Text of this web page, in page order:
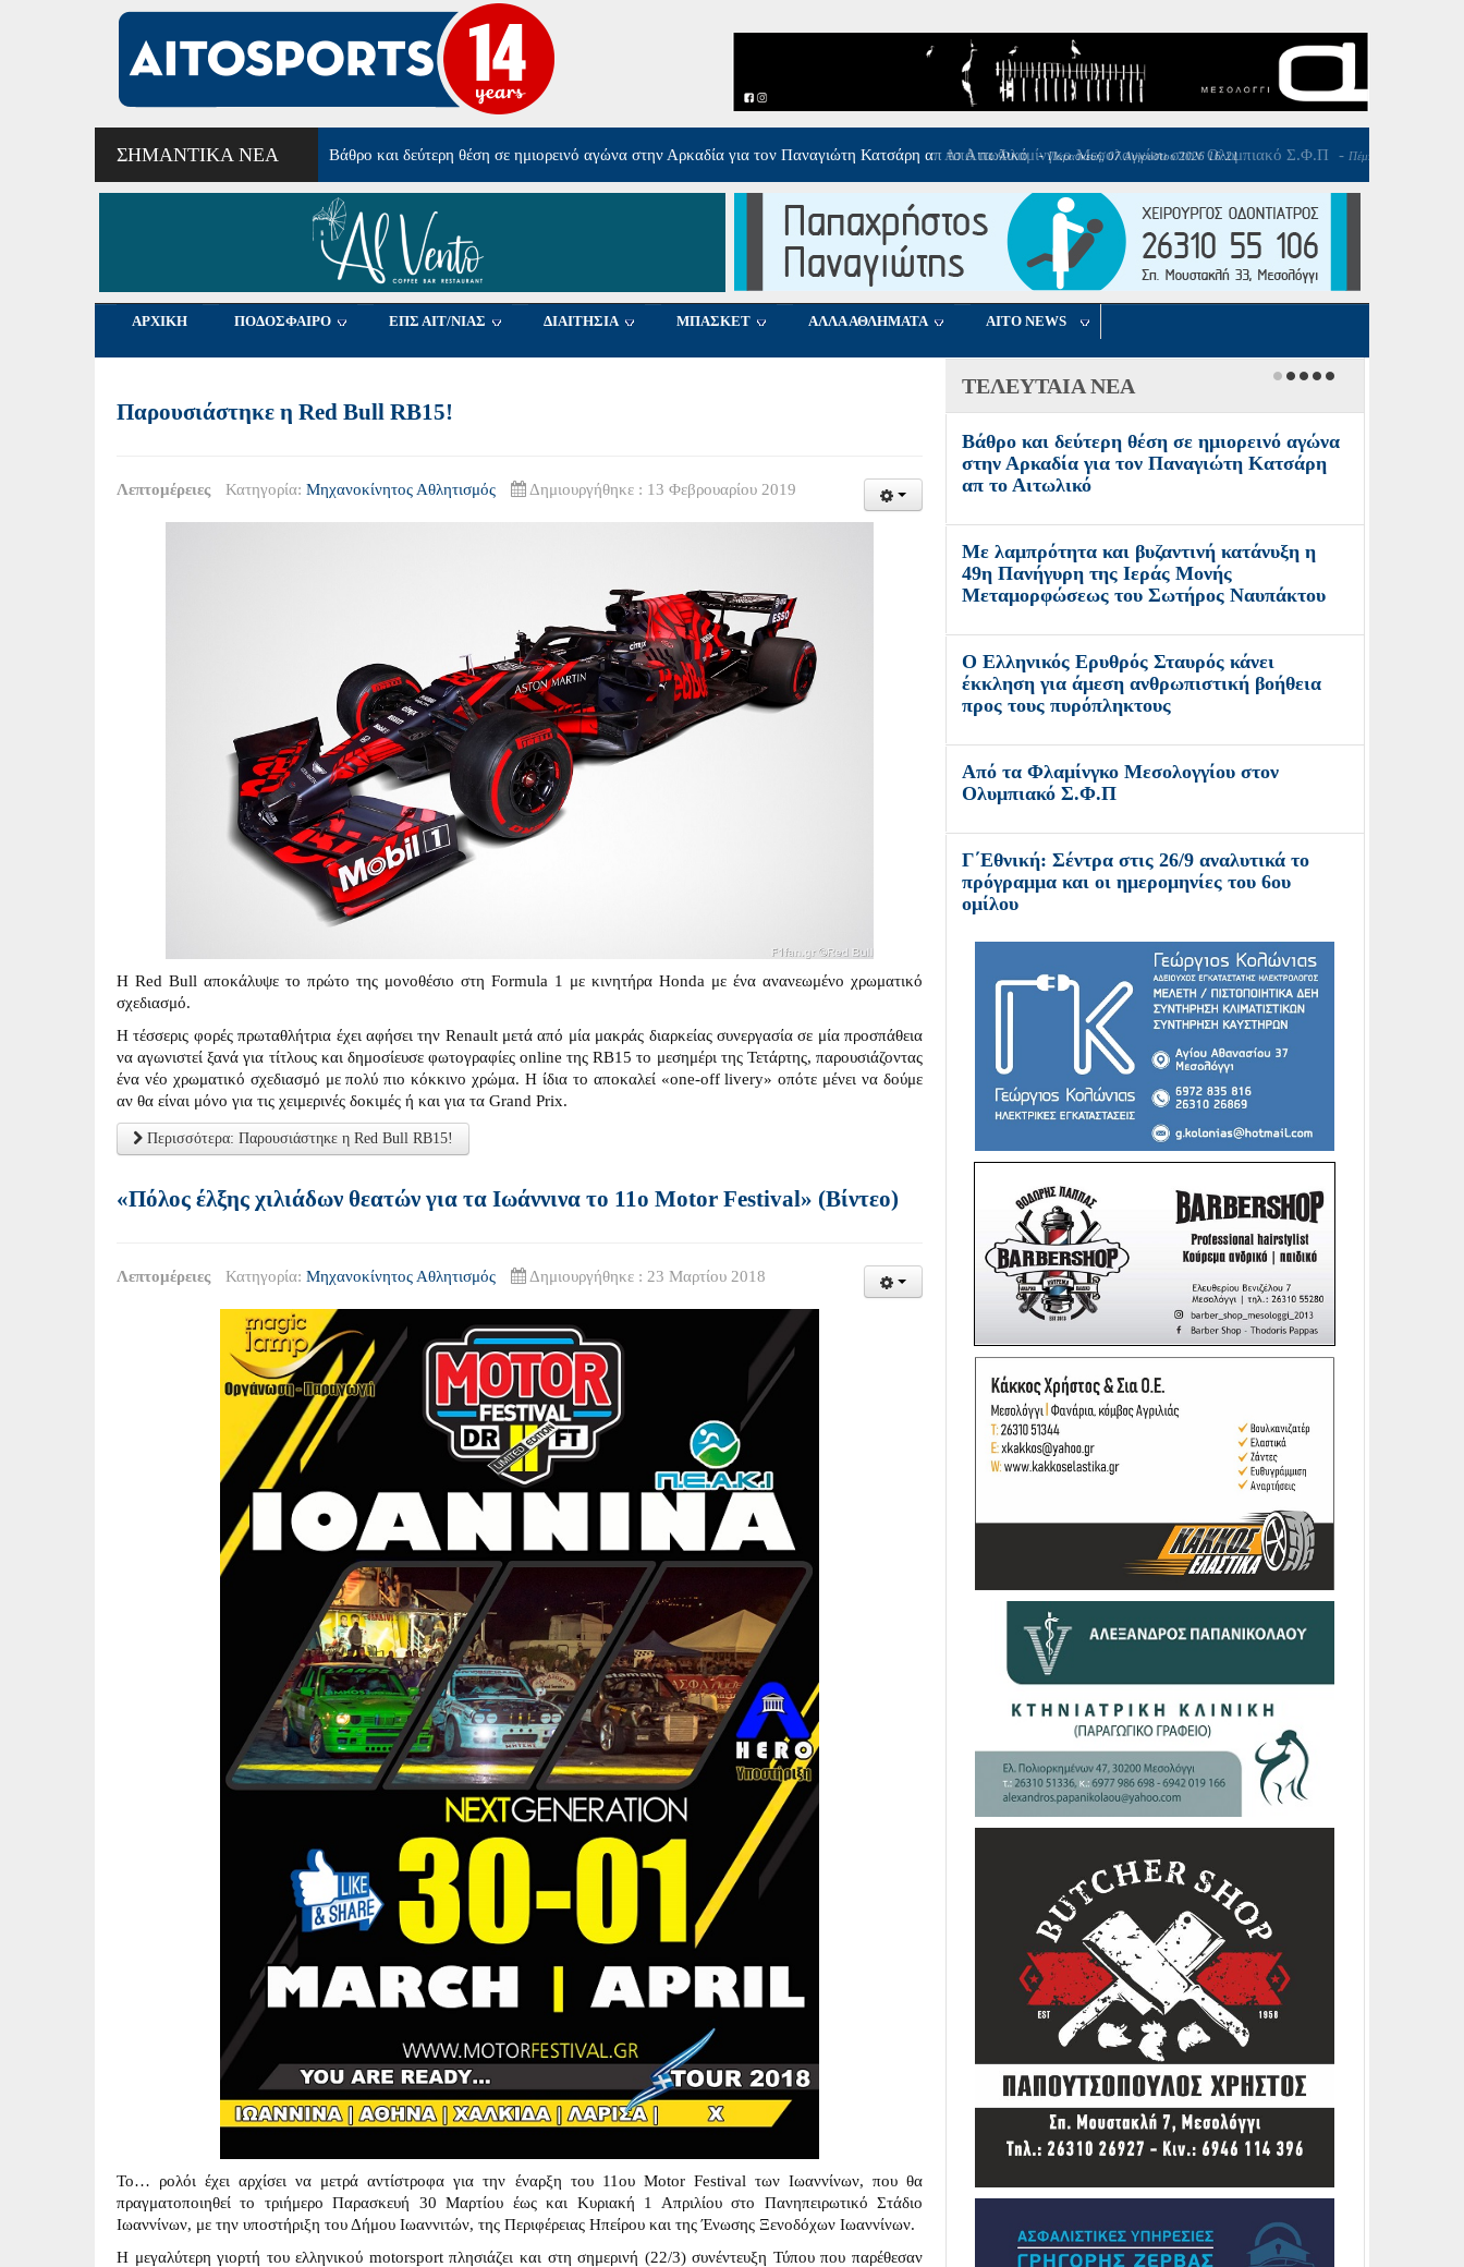
ΣΗΜΑΝΤΙΚΆ ΝΈΑ Από τα Φλαμίνγκο Μεσολογγίου στον Ολυμπιακό Σ.Φ.Π -Πέμπτη, 06 Αυγούστου 2026 17:40
ΑΡΧΙΚΗ ΠΟΔΟΣΦΑΙΡΟ ΕΠΣ ΑΙΤ/ΝΙΑΣ ΔΙΑΙΤΗΣΙΑ ΜΠΑΣΚΕΤ ΑΛΛΑ ΑΘΛΗΜΑΤΑ AITO NEWS
Παρουσιάστηκε η Red Bull RB15!
Λεπτομέρειες Κατηγορία: Μηχανοκίνητος Αθλητισμός Δημιουργήθηκε : 13 Φεβρουαρίου 2019
Η Red Bull αποκάλυψε το πρώτο της μονοθέσιο στη Formula 1 με κινητήρα Honda με ένα ανανεωμένο χρωματικό
σχεδιασμό.
Η τέσσερις φορές πρωταθλήτρια έχει αφήσει την Renault μετά από μία μακράς διαρκείας συνεργασία σε μία προσπάθεια
να αγωνιστεί ξανά για τίτλους και δημοσίευσε φωτογραφίες online της RB15 το μεσημέρι της Τετάρτης, παρουσιάζοντας
ένα νέο χρωματικό σχεδιασμό με πολύ πιο κόκκινο χρώμα. Η ίδια το αποκαλεί «one-off livery» οπότε μένει να δούμε
αν θα είναι μόνο για τις χειμερινές δοκιμές ή και για τα Grand Prix.
Περισσότερα: Παρουσιάστηκε η Red Bull RB15!
«Πόλος έλξης χιλιάδων θεατών για τα Ιωάννινα το 11ο Motor Festival» (Βίντεο)
Λεπτομέρειες Κατηγορία: Μηχανοκίνητος Αθλητισμός Δημιουργήθηκε : 23 Μαρτίου 2018
Το… ρολόι έχει αρχίσει να μετρά αντίστροφα για την έναρξη του 11ου Motor Festival των Ιωαννίνων, που θα
πραγματοποιηθεί το τριήμερο Παρασκευή 30 Μαρτίου έως και Κυριακή 1 Απριλίου στο Πανηπειρωτικό Στάδιο
Ιωαννίνων, με την υποστήριξη του Δήμου Ιωαννιτών, της Περιφέρειας Ηπείρου και της Ένωσης Ξενοδόχων Ιωαννίνων.
Η μεγαλύτερη γιορτή του ελληνικού motorsport πλησιάζει και στη σημερινή (22/3) συνέντευξη Τύπου που παρέθεσαν
ΤΕΛΕΥΤΑΙΑ ΝΕΑ
Βάθρο και δεύτερη θέση σε ημιορεινό αγώνα
στην Αρκαδία για τον Παναγιώτη Κατσάρη
απ το Αιτωλικό
Με λαμπρότητα και βυζαντινή κατάνυξη η
49η Πανήγυρη της Ιεράς Μονής
Μεταμορφώσεως του Σωτήρος Ναυπάκτου
Ο Ελληνικός Ερυθρός Σταυρός κάνει
έκκληση για άμεση ανθρωπιστική βοήθεια
προς τους πυρόπληκτους
Από τα Φλαμίνγκο Μεσολογγίου στον
Ολυμπιακό Σ.Φ.Π
Γ΄Εθνική: Σέντρα στις 26/9 αναλυτικά το
πρόγραμμα και οι ημερομηνίες του 6ου
ομίλου